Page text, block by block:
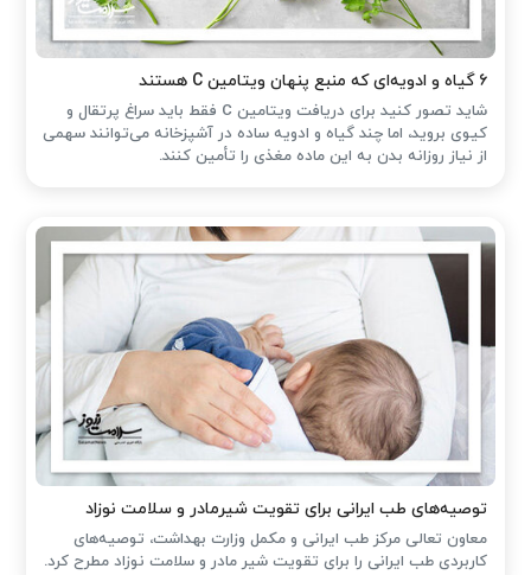
۶ گیاه و ادویه‌ای که منبع پنهان ویتامین C هستند
شاید تصور کنید برای دریافت ویتامین C فقط باید سراغ پرتقال و
کیوی بروید، اما چند گیاه و ادویه ساده در آشپزخانه می‌توانند سهمی
از نیاز روزانه بدن به این ماده مغذی را تأمین کنند.
توصیه‌های طب ایرانی برای تقویت شیرمادر و سلامت نوزاد
معاون تعالی مرکز طب ایرانی و مکمل وزارت بهداشت، توصیه‌های
کاربردی طب ایرانی را برای تقویت شیر مادر و سلامت نوزاد مطرح کرد.